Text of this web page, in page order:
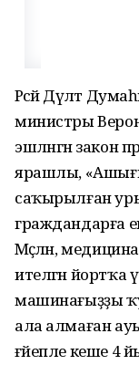
Рәсәй Дәүләт
министры
эшләнгән
ярашлы,
саҡырылған
граждандарға
Мәҫәлән,
ителгән
машинағыҙҙы
ала алмаған
ғәйепле кеше 4